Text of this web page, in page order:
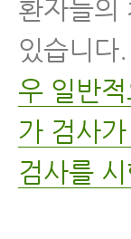
환자들의
있습니다.
우 일반
가 검사
검사를